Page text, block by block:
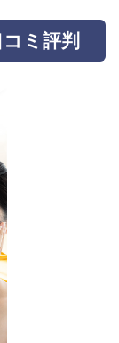
ミ評判